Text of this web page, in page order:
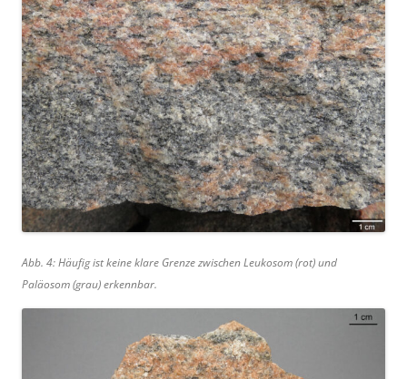
Abb. 4: Häufig ist keine klare Grenze zwischen Leukosom (rot) und
Paläosom (grau) erkennbar.